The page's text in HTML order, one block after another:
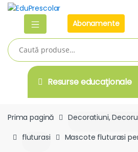
Skip
navigation
Skip
Abonamente
Caută
după:
Resurse educaţionale
Prima pagină Decoratiuni,
fluturasi
Mascote fluturasi